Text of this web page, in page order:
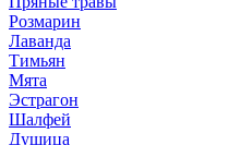
Розмарин
Лаванда
Тимьян
Мята
Эстрагон
Шалфей
Душица